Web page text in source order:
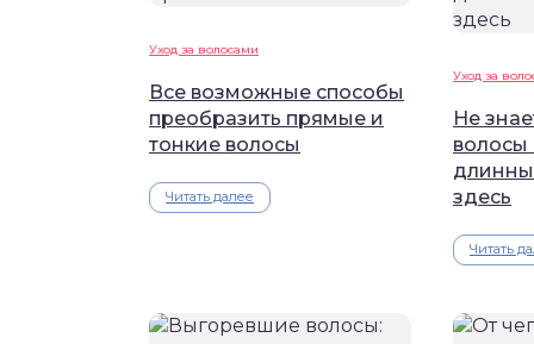
Уход за волосами
Все возможные способы
преобразить прямые и
тонкие волосы
Читать далее
Уход за
Не
волосы
здесь
Читать